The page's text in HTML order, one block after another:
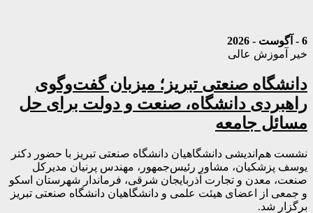
6 - آگوست - 2026
خیر آموزش عالی
دانشگاه صنعتی تبریز؛ میزبان گفت‌وگوی
راهبردی دانشگاه، صنعت و دولت برای حل
مسائل جامعه
نشست هم‌اندیشی دانشگاهیان دانشگاه صنعتی تبریز با حضور دکتر
یوسف پزشکیان، مشاور رئیس‌جمهور، مهندس پرنیان مدیرکل
صنعت، معدن و تجارت آذربایجان شرقی، فرماندار شهرستان اسکو
و جمعی از اعضای هیئت علمی و دانشگاهیان دانشگاه صنعتی تبریز
برگزار شد.